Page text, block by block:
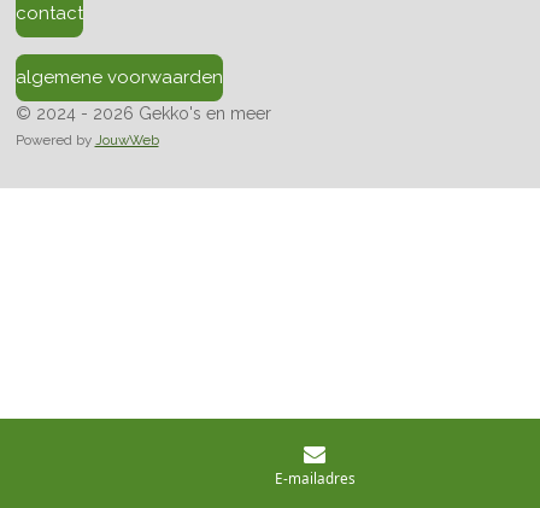
contact
algemene voorwaarden
© 2024 - 2026 Gekko's en meer
Powered by JouwWeb
E-mailadres